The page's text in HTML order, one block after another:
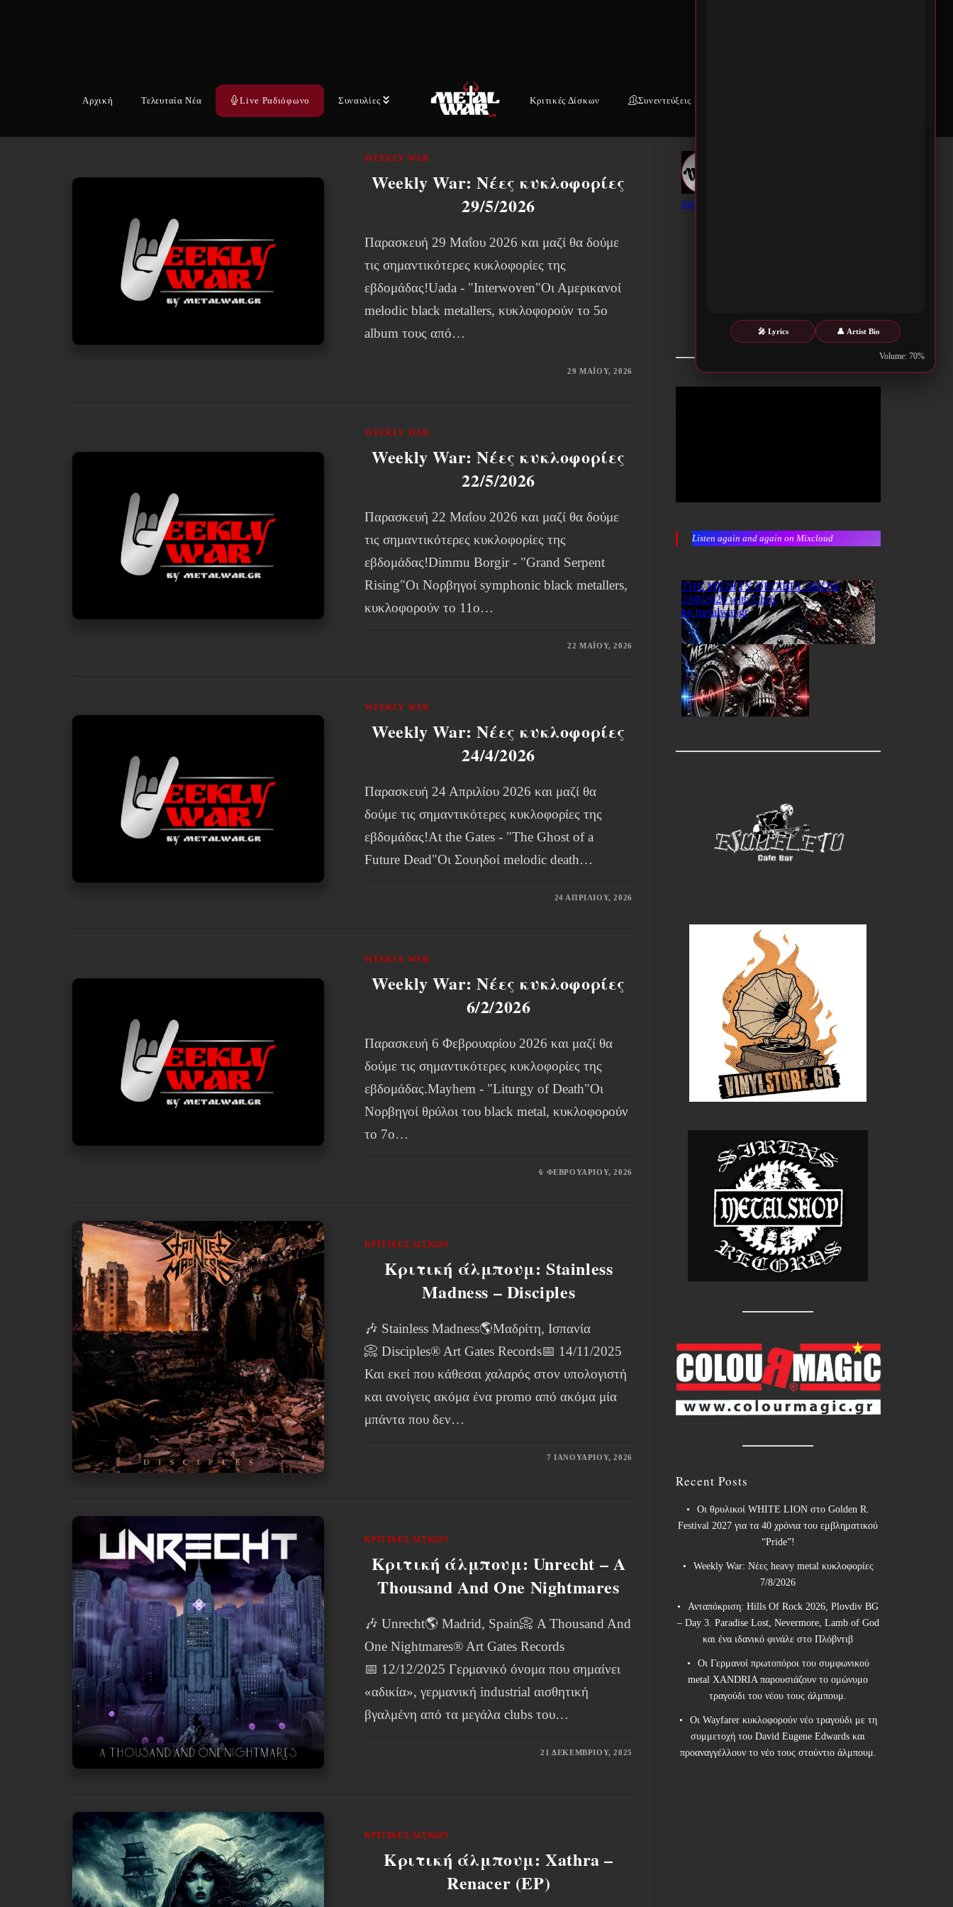
🎤 Lyrics 👤 Artist Bio
Volume: 70%
Αρχική Τελευταία Νέα Live Ραδιόφωνο Συναυλίες Κριτικές Δίσκων Συνεντεύξεις
5 ΙΟΥΝΊΟΥ, 2026
WEEKLY WAR
Weekly War: Νέες κυκλοφορίες
29/5/2026
Παρασκευή 29 Μαΐου 2026 και μαζί θα δούμε
τις σημαντικότερες κυκλοφορίες της
εβδομάδας!Uada - "Interwoven"Οι Αμερικανοί
melodic black metallers, κυκλοφορούν το 5ο
album τους από…
29 ΜΑΪ́ΟΥ, 2026
WEEKLY WAR
Weekly War: Νέες κυκλοφορίες
22/5/2026
Παρασκευή 22 Μαΐου 2026 και μαζί θα δούμε
τις σημαντικότερες κυκλοφορίες της
εβδομάδας!Dimmu Borgir - "Grand Serpent
Rising"Οι Νορβηγοί symphonic black metallers,
κυκλοφορούν το 11ο…
22 ΜΑΪ́ΟΥ, 2026
WEEKLY WAR
Weekly War: Νέες κυκλοφορίες
24/4/2026
Παρασκευή 24 Απριλίου 2026 και μαζί θα
δούμε τις σημαντικότερες κυκλοφορίες της
εβδομάδας!At the Gates - "The Ghost of a
Future Dead"Οι Σουηδοί melodic death…
24 ΑΠΡΙΛΊΟΥ, 2026
WEEKLY WAR
Weekly War: Νέες κυκλοφορίες
6/2/2026
Παρασκευή 6 Φεβρουαρίου 2026 και μαζί θα
δούμε τις σημαντικότερες κυκλοφορίες της
εβδομάδας.Mayhem - "Liturgy of Death"Οι
Νορβηγοί θρύλοι του black metal, κυκλοφορούν
το 7ο…
6 ΦΕΒΡΟΥΑΡΊΟΥ, 2026
ΚΡΙΤΙΚΈΣ ΔΊΣΚΩΝ
Κριτική άλμπουμ: Stainless
Madness – Disciples
🎶 Stainless Madness🌎Μαδρίτη, Ισπανία
📀 Disciples® Art Gates Records📅 14/11/2025
Και εκεί που κάθεσαι χαλαρός στον υπολογιστή
και ανοίγεις ακόμα ένα promo από ακόμα μία
μπάντα που δεν…
7 ΙΑΝΟΥΑΡΊΟΥ, 2026
ΚΡΙΤΙΚΈΣ ΔΊΣΚΩΝ
Κριτική άλμπουμ: Unrecht – A
Thousand And One Nightmares
🎶 Unrecht🌎 Madrid, Spain📀 A Thousand And
One Nightmares® Art Gates Records
📅 12/12/2025 Γερμανικό όνομα που σημαίνει
«αδικία», γερμανική industrial αισθητική
βγαλμένη από τα μεγάλα clubs του…
21 ΔΕΚΕΜΒΡΊΟΥ, 2025
ΚΡΙΤΙΚΈΣ ΔΊΣΚΩΝ
Κριτική άλμπουμ: Xathra –
Renacer (EP)
Listen again and again on Mixcloud
Recent Posts
Οι θρυλικοί WHITE LION στο Golden R.
Festival 2027 για τα 40 χρόνια του εμβληματικού
“Pride”!
Weekly War: Νέες heavy metal κυκλοφορίες
7/8/2026
Ανταπόκριση: Hills Of Rock 2026, Plovdiv BG
– Day 3. Paradise Lost, Nevermore, Lamb of God
και ένα ιδανικό φινάλε στο Πλόβντιβ
Οι Γερμανοί πρωτοπόροι του συμφωνικού
metal XANDRIA παρουσιάζουν το ομώνυμο
τραγούδι του νέου τους άλμπουμ.
Οι Wayfarer κυκλοφορούν νέο τραγούδι με τη
συμμετοχή του David Eugene Edwards και
προαναγγέλλουν το νέο τους στούντιο άλμπουμ.